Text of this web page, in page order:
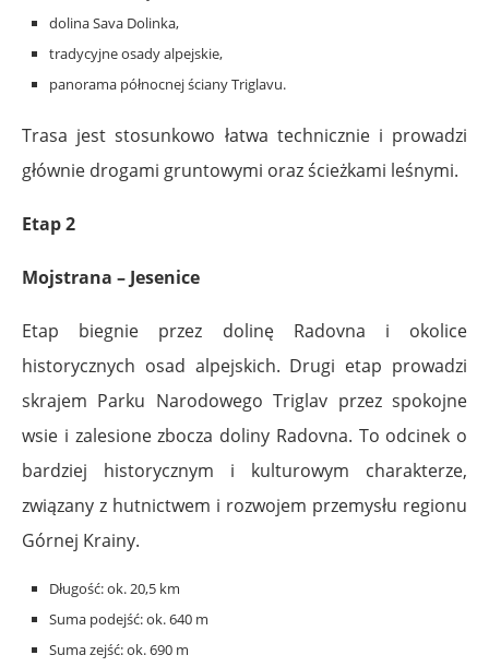
dolina Sava Dolinka,
tradycyjne osady alpejskie,
panorama północnej ściany Triglavu.
Trasa jest stosunkowo łatwa technicznie i prowadzi
głównie drogami gruntowymi oraz ścieżkami leśnymi.
Etap 2
Mojstrana – Jesenice
Etap biegnie przez dolinę Radovna i okolice
historycznych osad alpejskich. Drugi etap prowadzi
skrajem Parku Narodowego Triglav przez spokojne
wsie i zalesione zbocza doliny Radovna. To odcinek o
bardziej historycznym i kulturowym charakterze,
związany z hutnictwem i rozwojem przemysłu regionu
Górnej Krainy.
Długość: ok. 20,5 km
Suma podejść: ok. 640 m
Suma zejść: ok. 690 m